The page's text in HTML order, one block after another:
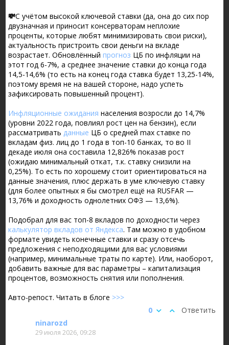
💸С учётом высокой ключевой ставки (да, она до сих пор
двузначная и приносит консерваторам неплохие
проценты, которые любят минимизировать свои риски),
актуальность пристроить свои деньги на вкладе
возрастает. Обновлённыйпрогноз ЦБ по инфляции на
этот год 6-7%, а среднее значение ставки до конца года
14,5-14,6% (то есть на конец года ставка будет 13,25-14%,
поэтому время не на вашей стороне, надо успеть
зафиксировать повышенный процент).
Инфляционные ожидания населения возросли до 14,7%
(уровни 2022 года, повлиял рост цен на бензин), если
рассматриватьданные ЦБ о средней max ставке по
вкладам физ. лиц до 1 года в топ-10 банках, то во II
декаде июля она составила 12,826% показав рост
(ожидаю минимальный откат, т.к. ставку снизили на
0,25%). То есть по хорошему стоит ориентироваться на
данные значения, плюс держать в уме ключевую ставку
(для более опытных я бы смотрел ещё на RUSFAR —
13,76% и доходность однолетних ОФЗ — 13,6%).
Подобрал для вас топ-8 вкладов по доходности через
калькулятор вкладов от Яндекса. Там можно в удобном
формате увидеть конечные ставки и сразу отсечь
предложения с неподходящими для вас условиями
(например, минимальные траты по карте). Или, наоборот,
добавить важные для вас параметры – капитализация
процентов, возможность снятия или пополнения.
Авто-репост. Читать в блоге >>>
Ответить
0
ninarozd
29 июля 2026, 09:28